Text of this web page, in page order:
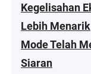
Kegelisahan
Lebih Menarik
Mode Telah
Siaran